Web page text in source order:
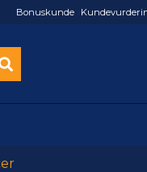
Bonuskunde